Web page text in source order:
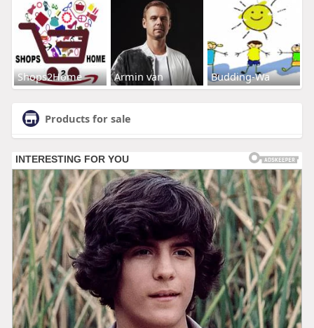
Shops2Home Armin van Budding-Wa
Products for sale